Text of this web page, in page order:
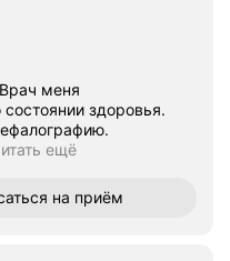
меня
здоровья.
ещё
на приём